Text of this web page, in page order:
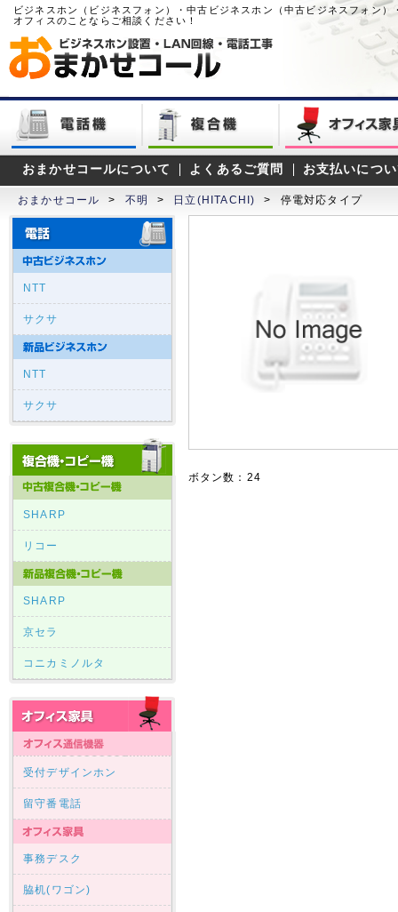
ビジネスホン（ビジネスフォン）・中古ビジネスホン（中古ビジネスフォン
オフィスのことならご相談ください！
おまかせコールについて よくあるご質問 お支払いにつ
おまかせコール > 不明 > 日立(HITACHI) > 停電対応タイプ
NTT
サクサ
NTT
サクサ
SHARP
リコー
SHARP
京セラ
コニカミノルタ
受付デザインホン
留守番電話
事務デスク
脇机(ワゴン)
ボタン数：24